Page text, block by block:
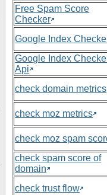
Free Spam Score
Checker
Google Index
Google Index
Api
check domain metrics
check moz metrics
check moz spam
check spam score of
domain
check trust flow